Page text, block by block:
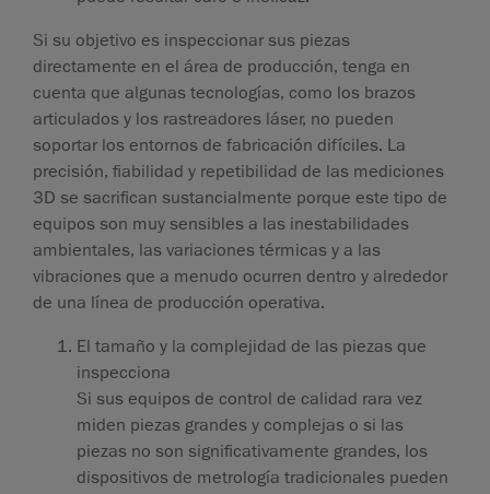
Si su objetivo es inspeccionar sus piezas
directamente en el área de producción, tenga en
cuenta que algunas tecnologías, como los brazos
articulados y los rastreadores láser, no pueden
soportar los entornos de fabricación difíciles. La
precisión, fiabilidad y repetibilidad de las mediciones
3D se sacrifican sustancialmente porque este tipo de
equipos son muy sensibles a las inestabilidades
ambientales, las variaciones térmicas y a las
vibraciones que a menudo ocurren dentro y alrededor
de una línea de producción operativa.
El tamaño y la complejidad de las piezas que
inspecciona
Si sus equipos de control de calidad rara vez
miden piezas grandes y complejas o si las
piezas no son significativamente grandes, los
dispositivos de metrología tradicionales pueden